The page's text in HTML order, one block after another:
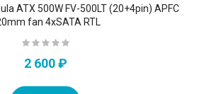
ATX 500W FV-500LT (20+4pin) APFC
fan 4xSATA RTL
2 600 ₽